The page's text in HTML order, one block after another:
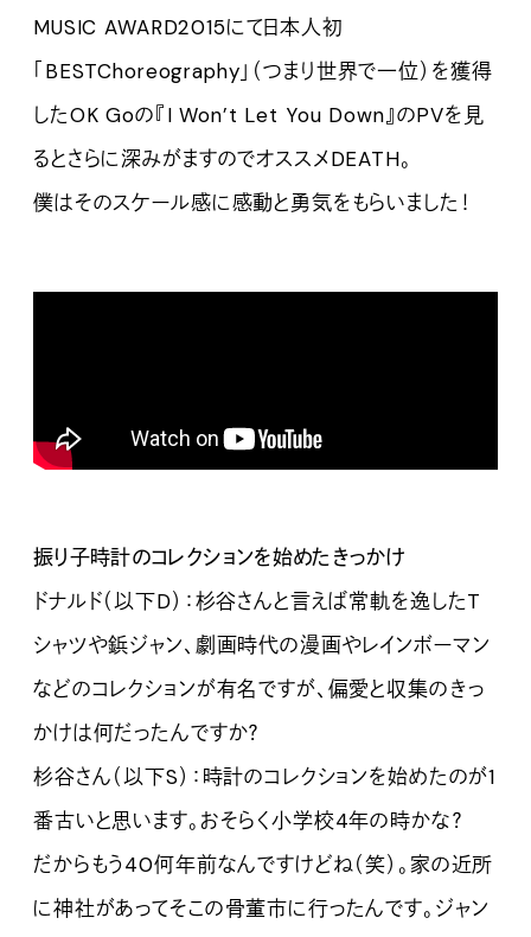
MUSIC AWARD2015にて日本人初
「BESTChoreography」（つまり世界で一位）を獲得
したOK Goの『I Won’t Let You Down』のPVを見
るとさらに深みがますのでオススメDEATH。
僕はそのスケール感に感動と勇気をもらいました！
振り子時計のコレクションを始めたきっかけ
ドナルド（以下D）：杉谷さんと言えば常軌を逸したT
シャツや鋲ジャン、劇画時代の漫画やレインボーマン
などのコレクションが有名ですが、偏愛と収集のきっ
かけは何だったんですか？
杉谷さん（以下S）：時計のコレクションを始めたのが1
番古いと思います。おそらく小学校4年の時かな？
だからもう40何年前なんですけどね（笑）。家の近所
に神社があってそこの骨董市に行ったんです。ジャン